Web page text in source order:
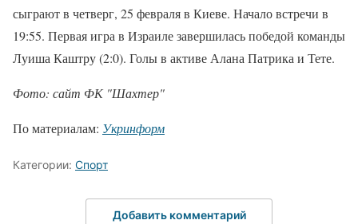
сыграют в четверг, 25 февраля в Киеве. Начало встречи в
19:55. Первая игра в Израиле завершилась победой команды
Луиша Каштру (2:0). Голы в активе Алана Патрика и Тете.
Фото: сайт ФК "Шахтер"
По материалам: Укринформ
Категории: Спорт
Добавить комментарий